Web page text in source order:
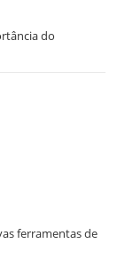
do
ferramentas de